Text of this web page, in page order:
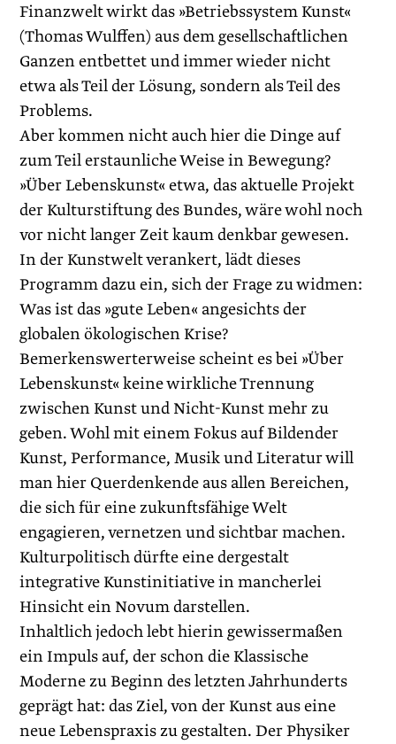
Finanzwelt wirkt das »Betriebssystem Kunst«
(Thomas Wulffen) aus dem gesellschaftlichen
Ganzen entbettet und immer wieder nicht
etwa als Teil der Lösung, sondern als Teil des
Problems.
Aber kommen nicht auch hier die Dinge auf
zum Teil erstaunliche Weise in Bewegung?
»Über Lebenskunst« etwa, das aktuelle Projekt
der Kulturstiftung des Bundes, wäre wohl noch
vor nicht langer Zeit kaum denkbar gewesen.
In der Kunstwelt verankert, lädt dieses
Programm dazu ein, sich der Frage zu widmen:
Was ist das »gute Leben« angesichts der
globalen ökologischen Krise?
Bemerkenswerterweise scheint es bei »Über
Lebenskunst« keine wirkliche Trennung
zwischen Kunst und Nicht-Kunst mehr zu
geben. Wohl mit einem Fokus auf Bildender
Kunst, Performance, Musik und Literatur will
man hier Querdenkende aus allen Bereichen,
die sich für eine zukunftsfähige Welt
engagieren, vernetzen und sichtbar machen.
Kulturpolitisch dürfte eine dergestalt
integrative Kunstinitiative in mancherlei
Hinsicht ein Novum darstellen.
Inhaltlich jedoch lebt hierin gewissermaßen
ein Impuls auf, der schon die Klassische
Moderne zu Beginn des letzten Jahrhunderts
geprägt hat: das Ziel, von der Kunst aus eine
neue Lebenspraxis zu gestalten. Der Physiker